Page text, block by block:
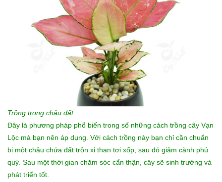
Trồng trong chậu đất:
Đây là phương pháp phổ biến trong số những cách trồng cây Vạn
Lộc mà bạn nên áp dụng. Với cách trồng này bạn chỉ cần chuẩn
bị một chậu chứa đất trộn xỉ than tơi xốp, sau đó giâm cành phú
quý. Sau một thời gian chăm sóc cẩn thận, cây sẽ sinh trưởng và
phát triển tốt.